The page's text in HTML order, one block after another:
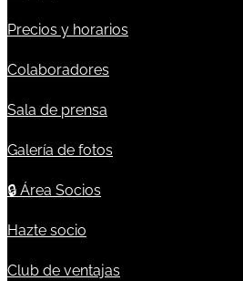
Precios y horarios
Colaboradores
Sala de prensa
Galería de fotos
🔒 Área Socios
Hazte socio
Club de ventajas